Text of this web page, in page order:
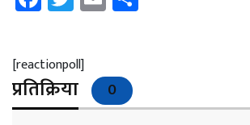
[reactionpoll]
प्रतिक्रिया 0